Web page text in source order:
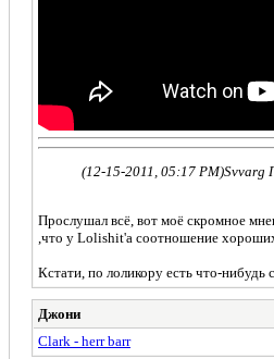
(12-15-2011, 05:17 PM)Svvarg
Прослушал всё, вот моё скромное
,что у Lolishit'a соотношение
Кстати, по лоликору есть что-нибудь
Джони
Clark - herr barr